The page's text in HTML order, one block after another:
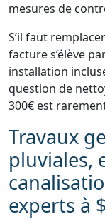
mesures de
S’il faut
facture s’élève
installation
question de
300€ est
Travaux
pluviales,
experts à